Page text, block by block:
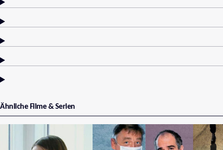
Ähnliche Filme & Serien